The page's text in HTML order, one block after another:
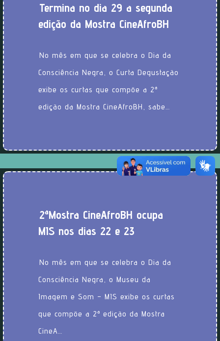
Termina no dia 29 a segunda
edição da Mostra CineAfroBH
No mês em que se celebra o Dia da
Consciência Negra, o Curta Degustação
exibe os curtas que compõe a 2ª
edição da Mostra CineAfroBH, sabe…
2ª Mostra CineAfroBH ocupa
MIS nos dias 22 e 23
No mês em que se celebra o Dia da
Consciência Negra, o Museu da
Imagem e Som – MIS exibe os curtas
que compõe a 2ª edição da Mostra
CineA…